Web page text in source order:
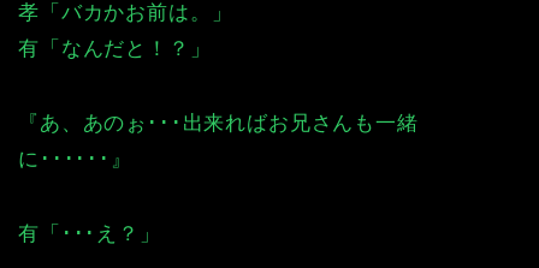
孝「バカかお前は。」
有「なんだと！？」
『あ、あのぉ･･･出来ればお兄さんも一緒
に･･････』
有「･･･え？」